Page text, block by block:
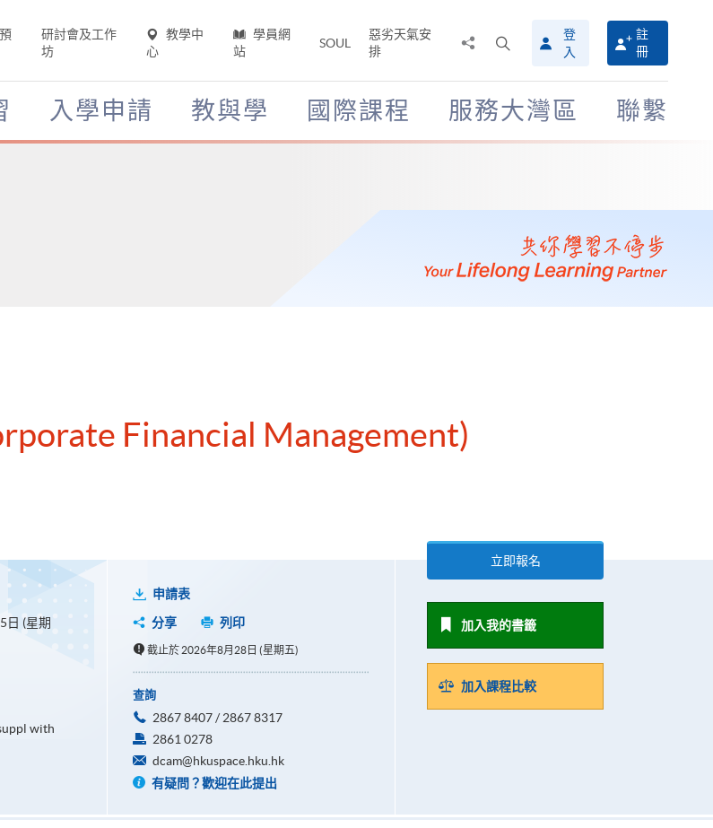
研討會及工作
坊
教學中
心
學員網
站
SOUL
惡劣天氣安
排
搜
尋
介
面
登
入
註
冊
入學申請 教與學 國際課程 服務大灣區 聯繫
Financial Management)
日 (星期
with
申請表
分享
列印
截止於 2026年8月28日 (星期五)
查詢
2867 8407 / 2867 8317
2861 0278
dcam@hkuspace.hku.hk
有疑問？歡迎在此提出
立即報名
加入我的書籤
加入課程比較